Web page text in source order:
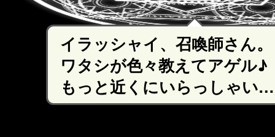
イラッシャイ、召喚師さん。
ワタシが色々教えてアゲル♪
もっと近くにいらっしゃ